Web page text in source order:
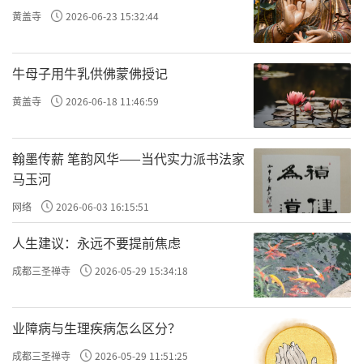
黄盖寺 2026-06-23 15:32:44
牛母子用牛乳供佛蒙佛授记
黄盖寺 2026-06-18 11:46:59
翰墨传薪 笔韵风华——当代实力派书法家
马玉河
网络 2026-06-03 16:15:51
人生建议：永远不要提前焦虑
成都三圣禅寺 2026-05-29 15:34:18
业障病与生理疾病怎么区分？
成都三圣禅寺 2026-05-29 11:51:25